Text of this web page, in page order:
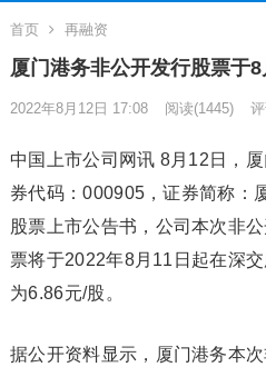
首页 再融资
厦门港务非公开发行股票于
2022年8月12日 17:08 阅读(1445)
中国上市公司网讯 8月12日，
券代码：000905，证券简称：
股票上市公告书，公司本次非
票将于2022年8月11日起在深
为6.86元/股。
据公开资料显示，厦门港务本